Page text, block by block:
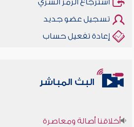
استرجاع الرمز السري
تسجيل عضو جديد
إعادة تفعيل حساب
البث المباشر
أخلاقنا أصالة ومعاصرة